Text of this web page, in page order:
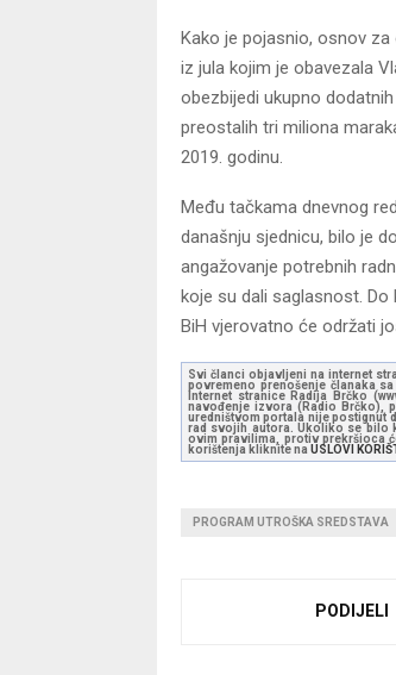
Kako je pojasnio, osnov
iz jula kojim je obavezala
obezbijedi ukupno
preostalih tri miliona
2019. godinu.
Među tačkama dnevnog
današnju sjednicu, bilo je
angažovanje potrebnih
koje su dali saglasnost.
BiH vjerovatno će održati
Svi članci objavljeni na internet
povremeno prenošenje članaka
Internet stranice Radija Brčko
navođenje izvora (Radio Brčko),
uredništvom portala nije postignut
rad svojih autora. Ukoliko se bilo
ovim pravilima, protiv prekršioca
korištenja kliknite na USLOVI
PROGRAM UTROŠKA SREDSTAVA
PODIJELI